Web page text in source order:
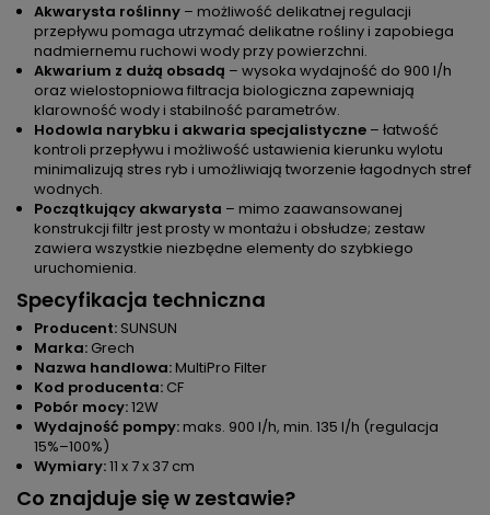
Akwarysta roślinny – możliwość delikatnej regulacji
przepływu pomaga utrzymać delikatne rośliny i zapobiega
nadmiernemu ruchowi wody przy powierzchni.
Akwarium z dużą obsadą – wysoka wydajność do 900 l/h
oraz wielostopniowa filtracja biologiczna zapewniają
klarowność wody i stabilność parametrów.
Hodowla narybku i akwaria specjalistyczne – łatwość
kontroli przepływu i możliwość ustawienia kierunku wylotu
minimalizują stres ryb i umożliwiają tworzenie łagodnych stref
wodnych.
Początkujący akwarysta – mimo zaawansowanej
konstrukcji filtr jest prosty w montażu i obsłudze; zestaw
zawiera wszystkie niezbędne elementy do szybkiego
uruchomienia.
Specyfikacja techniczna
Producent: SUNSUN
Marka: Grech
Nazwa handlowa:MultiPro Filter
Kod producenta: CF
Pobór mocy:12W
Wydajność pompy:maks. 900 l/h, min. 135 l/h (regulacja
15%–100%)
Wymiary:11 x 7 x 37 cm
Co znajduje się w zestawie?